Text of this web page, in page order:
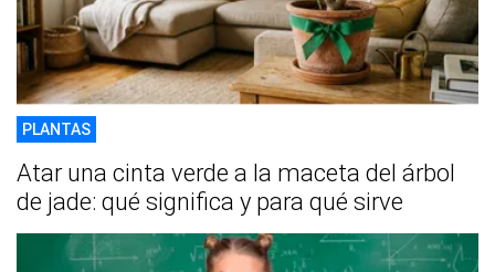
PLANTAS
Atar una cinta verde a la maceta del árbol
de jade: qué significa y para qué sirve